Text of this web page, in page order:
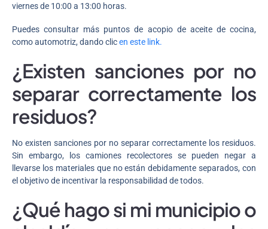
viernes de 10:00 a 13:00 horas.
Puedes consultar más puntos de acopio de aceite de cocina,
como automotriz, dando clicen este link.
¿Existen sanciones por no
separar correctamente los
residuos?
No existen sanciones por no separar correctamente los residuos.
Sin embargo, los camiones recolectores se pueden negar a
llevarse los materiales que no están debidamente separados, con
el objetivo de incentivar la responsabilidad de todos.
¿Qué hago si mi municipio o